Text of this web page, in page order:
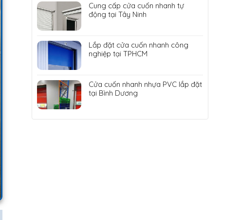
Cung cấp cửa cuốn nhanh tự
động tại Tây Ninh
Lắp đặt cửa cuốn nhanh công
nghiệp tại TPHCM
Cửa cuốn nhanh nhựa PVC lắp đặt
tại Bình Dương